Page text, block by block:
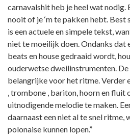
carnavalshit heb je heel wat nodig.
nooit of je ‘m te pakken hebt. Best
is een actuele en simpele tekst,
niet te moeilijk doen. Ondanks dat
beats en house gedraaid wordt,
ouderwetse dweilinstrumenten.
belangrijke voor het ritme. Verder
, trombone , bariton, hoorn en fluit
uitnodigende melodie te maken.
daarnaast een niet al te snel ritme,
polonaise kunnen lopen.”